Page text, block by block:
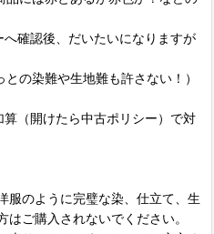
確認後、だいたいになりますが
の染難や生地難も許さない！）
（開けたら中古ポリシー）で対
服のように完璧な染、仕立て、生
ご購入されないでください。